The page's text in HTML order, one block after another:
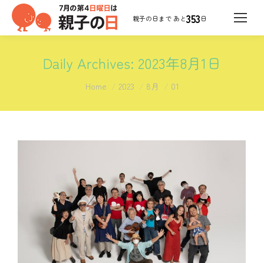
353日
Daily Archives: 2023年8月1日
You are here:
Home 2023 8月 01